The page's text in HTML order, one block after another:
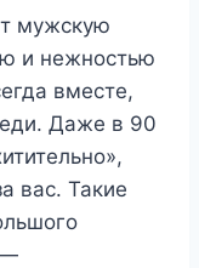
мужскую
и нежностью
вместе,
Даже в 90
вас. Такие
—